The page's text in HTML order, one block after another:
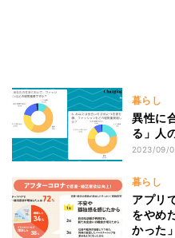
暮らし
異性に
る」人
2023/09/
暮らし
アプリ
をやめ
かった」